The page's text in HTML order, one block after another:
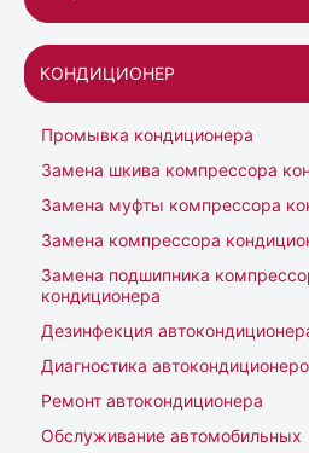
КОНДИЦИОНЕР
Промывка кондиционера
Замена шкива компрессора
Замена муфты компрессора
Замена компрессора
Замена подшипника
кондиционера
Дезинфекция
Диагностика
Ремонт автокондиционера
Обслуживание автомобильных